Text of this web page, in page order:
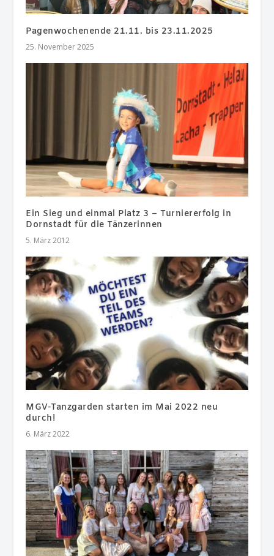
Pagenwochenende 21.11. bis 23.11.2025
25. November 2025
Ein Sieg und einmal Platz 3 – Turniererfolg in
Dornstadt für die Tänzerinnen
5. März 2012
MGV-Tanzgarden starten im Mai 2022 neu
durch!
6. März 2022